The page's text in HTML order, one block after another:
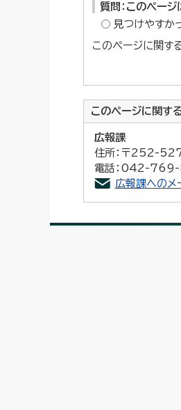
質問：このペー
見つけやすか
このページに関す
このページに関す
広報課
住所：〒252-
電話：042-
広報課へのメ